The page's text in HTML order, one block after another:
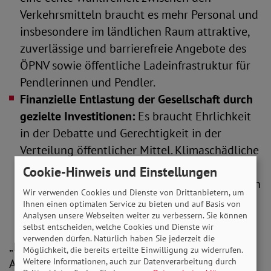
Verkehrsmitteln braucht es mehr Personal und
insbesondere im ländlichen Raum attraktive,
zuverlässige und barrierefreie Angebote des
ÖPNV sowie öffentliche Ladeinfrastruktur für
Pendlerinnen und Pendler.
Finanzielle Entlastung der Gesellschaft durch
gezielte Investitionen: Es braucht Ehrlichkeit
in der Debatte und Gerechtigkeit in der
Verteilung öffentlicher Mittel. Klimaschädliche
Subventionen müssen sozial verträglich
abgebaut und Gelder von klimaschädlicher hin
zu klimafreundlicher Infrastruktur umverteilt
werden.
„Eine grundsätzliche Abkehr vom Neubau von
Autobahnen und Bundesstraßen setzt dringend
Cookie-Hinweis und Einstellungen
Wir verwenden Cookies und Dienste von Drittanbietern, um
Ihnen einen optimalen Service zu bieten und auf Basis von
Analysen unsere Webseiten weiter zu verbessern. Sie können
selbst entscheiden, welche Cookies und Dienste wir
verwenden dürfen. Natürlich haben Sie jederzeit die
Möglichkeit, die bereits erteilte Einwilligung zu widerrufen.
Weitere Informationen, auch zur Datenverarbeitung durch